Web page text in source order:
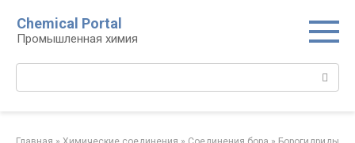
контенту
Chemical Portal
Промышленная химия